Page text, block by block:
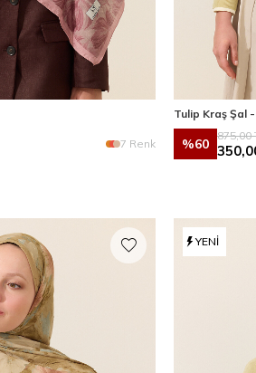
7 Renk
Tulip Kraş Şal
%60
875,00
YENI